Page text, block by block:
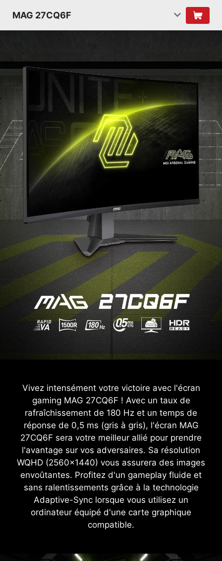
MAG 27CQ6F
Vivez intensément votre victoire avec l'écran
gaming MAG 27CQ6F ! Avec un taux de
rafraîchissement de 180 Hz et un temps de
réponse de 0,5 ms (gris à gris), l'écran MAG
27CQ6F sera votre meilleur allié pour prendre
l'avantage sur vos adversaires. Sa résolution
WQHD (2560x1440) vous assurera des images
envoûtantes. Profitez d'un gameplay fluide et
sans ralentissements grâce à la technologie
Adaptive-Sync lorsque vous utilisez un
ordinateur équipé d'une carte graphique
compatible.